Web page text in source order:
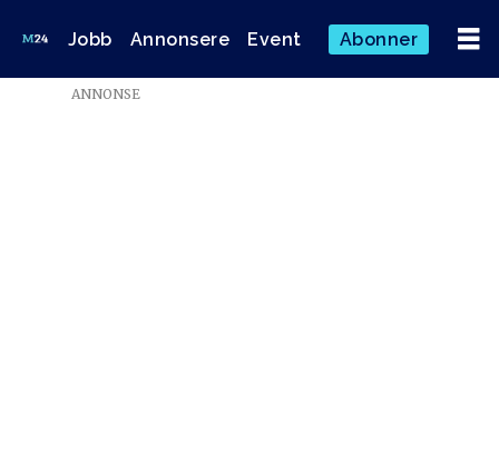
Jobb Annonsere Event Abonner
Emne:
ANNONSE